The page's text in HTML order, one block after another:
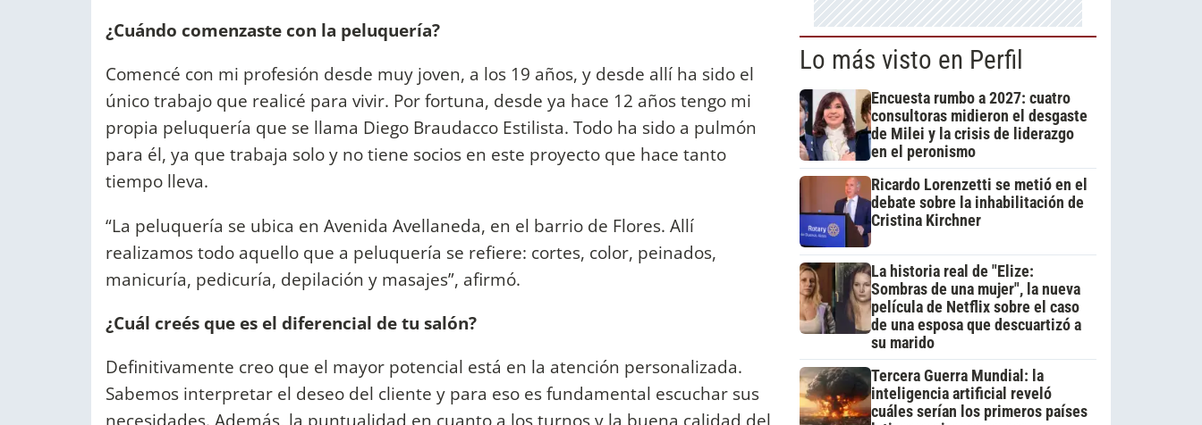
¿Cuándo comenzaste con la peluquería?
Comencé con mi profesión desde muy joven, a los 19 años, y desde allí ha sido el
único trabajo que realicé para vivir. Por fortuna, desde ya hace 12 años tengo mi
propia peluquería que se llama Diego Braudacco Estilista. Todo ha sido a pulmón
para él, ya que trabaja solo y no tiene socios en este proyecto que hace tanto
tiempo lleva.
“La peluquería se ubica en Avenida Avellaneda, en el barrio de Flores. Allí
realizamos todo aquello que a peluquería se refiere: cortes, color, peinados,
manicuría, pedicuría, depilación y masajes”, afirmó.
¿Cuál creés que es el diferencial de tu salón?
Definitivamente creo que el mayor potencial está en la atención personalizada.
Sabemos interpretar el deseo del cliente y para eso es fundamental escuchar sus
necesidades. Además, la puntualidad en cuanto a los turnos y la buena calidad del
Lo más visto en Perfil
Encuesta rumbo a 2027: cuatro
consultoras midieron el desgaste
de Milei y la crisis de liderazgo
en el peronismo
Ricardo Lorenzetti se metió en el
debate sobre la inhabilitación de
Cristina Kirchner
La historia real de "Elize:
Sombras de una mujer", la nueva
película de Netflix sobre el caso
de una esposa que descuartizó a
su marido
Tercera Guerra Mundial: la
inteligencia artificial reveló
cuáles serían los primeros países